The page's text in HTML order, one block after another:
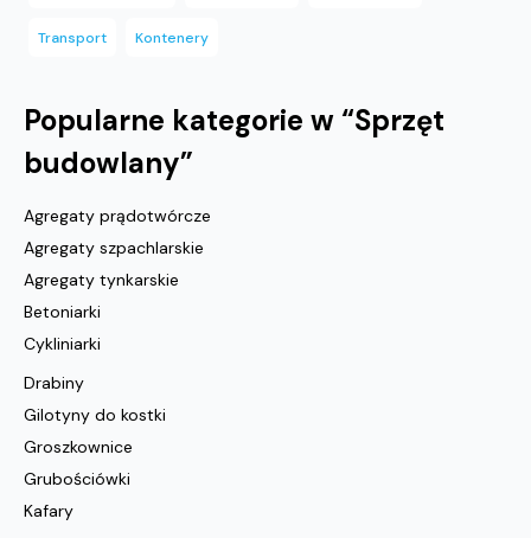
Transport Kontenery
Popularne kategorie w “Sprzęt
budowlany”
Agregaty prądotwórcze
Agregaty szpachlarskie
Agregaty tynkarskie
Betoniarki
Cykliniarki
Drabiny
Gilotyny do kostki
Groszkownice
Grubościówki
Kafary